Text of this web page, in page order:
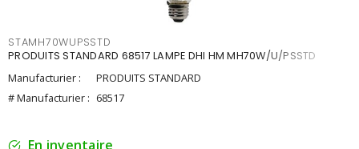
STAMH70WUPSSTD
PRODUITS STANDARD 68517 LAMPE DHI HM MH70W/U/PSSTD
Manufacturier :
PRODUITS STANDARD
# Manufacturier : 68517
En inventaire